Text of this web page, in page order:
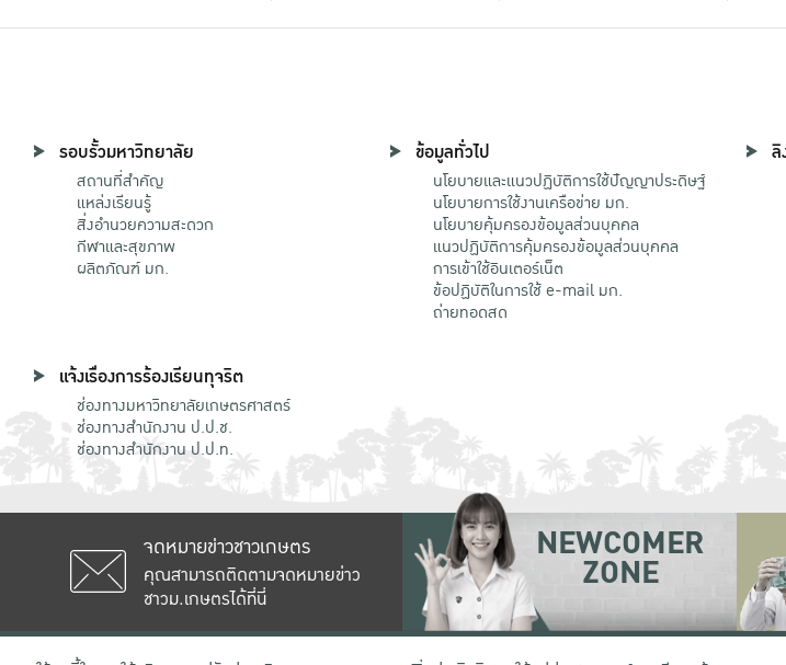
รอบรั้วมหาวิทยาลัย
สถานที่สำคัญ
แหล่งเรียนรู้
สิ่งอำนวยความสะดวก
กีฬาและสุขภาพ
ผลิตภัณฑ์ มก.
ข้อมูลทั่วไป
นโยบายและแนวปฏิบัติการใช้ปัญญาประดิษฐ์
นโยบายการใช้งานเครือข่าย มก.
นโยบายคุ้มครองข้อมูลส่วนบุคคล
แนวปฏิบัติการคุ้มครองข้อมูลส่วนบุคคล
การเข้าใช้อินเตอร์เน็ต
ข้อปฏิบัติในการใช้ e-mail มก.
ถ่ายทอดสด
ลิ
แจ้งเรื่องการร้องเรียนทุจริต
ช่องทางมหาวิทยาลัยเกษตรศาสตร์
ช่องทางสำนักงาน ป.ป.ช.
ช่องทางสำนักงาน ป.ป.ท.
จดหมายข่าวชาวเกษตร
คุณสามารถติดตามจดหมายข่าว
ชาวม.เกษตรได้ที่นี่
NEWCOMER
ZONE